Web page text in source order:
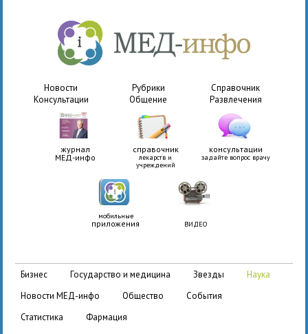
Новости Рубрики
Справочник
Консультации
Общение Развлечения
журнал
МЕД-инфо
справочник
лекарств и
учреждений
консультации
задайте вопрос врачу
мобильные
приложения ВИДЕО
бизнес государство и медицина звезды
наука
новости МЕД-инфо
общество
события
статистика
фармация